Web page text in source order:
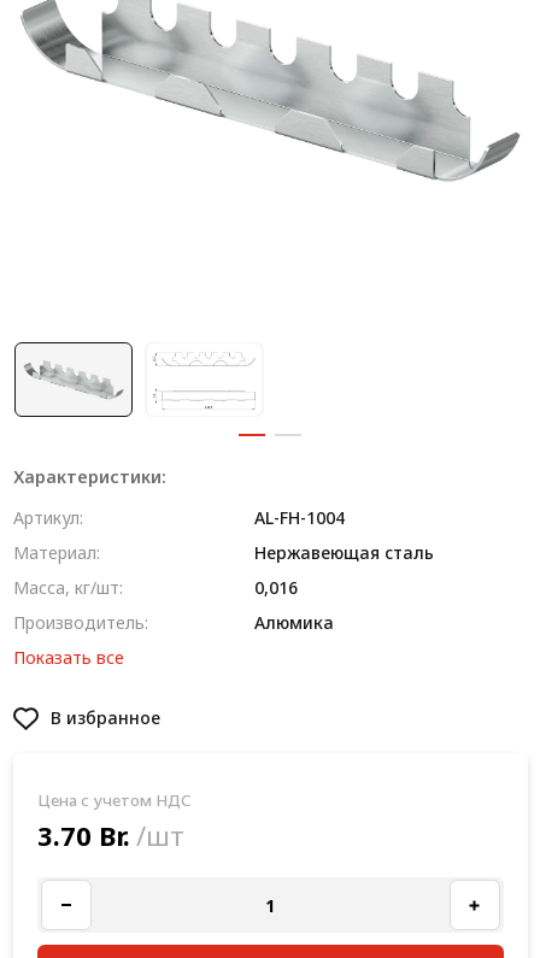
Система V-паза NEW!
Алюминиевые промышленные ограждения
Алюминиевая промышленная мебель
Метрический крепеж
Конструкции из профиля
Характеристики:
Артикул:
AL-FH-1004
Материал:
Нержавеющая сталь
Масса, кг/шт:
0,016
Производитель:
Алюмика
Показать все
В избранное
Цена с учетом НДС
3.70 Br. /шт